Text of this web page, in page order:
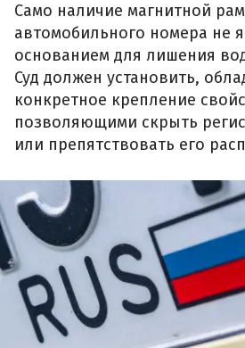
Само наличие магнитной
автомобильного номера не
основанием для лишения
Суд должен установить,
конкретное крепление
позволяющими скрыть
или препятствовать его